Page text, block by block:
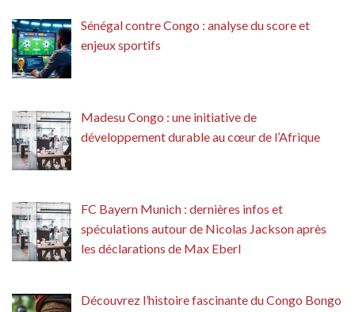
Sénégal contre Congo : analyse du score et
enjeux sportifs
Madesu Congo : une initiative de
développement durable au cœur de l’Afrique
FC Bayern Munich : dernières infos et
spéculations autour de Nicolas Jackson après
les déclarations de Max Eberl
Découvrez l’histoire fascinante du Congo Bongo